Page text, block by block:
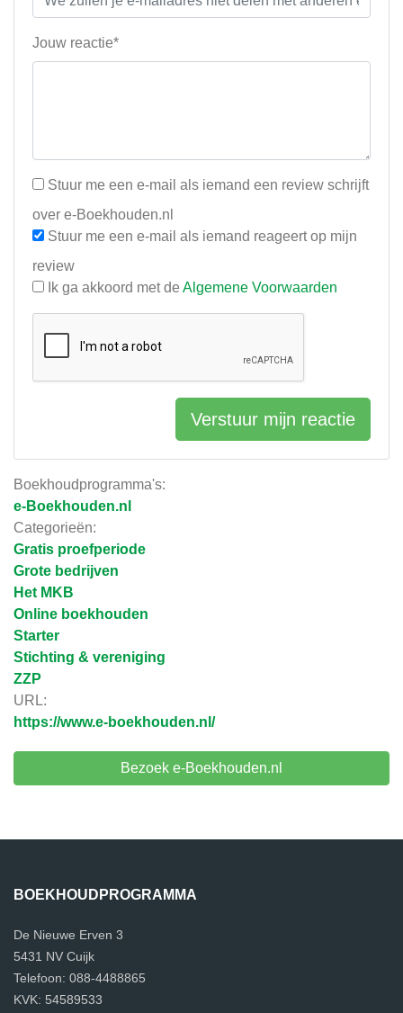
Boekhoudprogramma's:
e-Boekhouden.nl
Categorieën:
Gratis proefperiode
Grote bedrijven
Het MKB
Online boekhouden
Starter
Stichting & vereniging
ZZP
URL:
https://www.e-boekhouden.nl/
Bezoek e-Boekhouden.nl
Jouw reactie*
Stuur me een e-mail als iemand een review schrijft
over e-Boekhouden.nl
Stuur me een e-mail als iemand reageert op mijn
review
Ik ga akkoord met de Algemene Voorwaarden
Verstuur mijn reactie
BOEKHOUDPROGRAMMA
De Nieuwe Erven 3
5431 NV Cuijk
Telefoon: 088-4488865
KVK: 54589533